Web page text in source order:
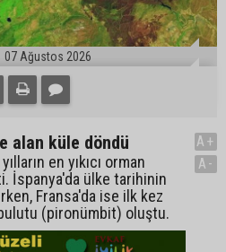
07 Ağustos 2026
alan küle döndü
en yıkıcı orman
İspanya'da ülke tarihinin
Fransa'da ise ilk kez
bulutu (pironümbit) oluştu.
A+
A-